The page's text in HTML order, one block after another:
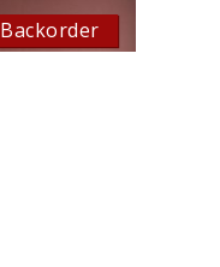
Backorder